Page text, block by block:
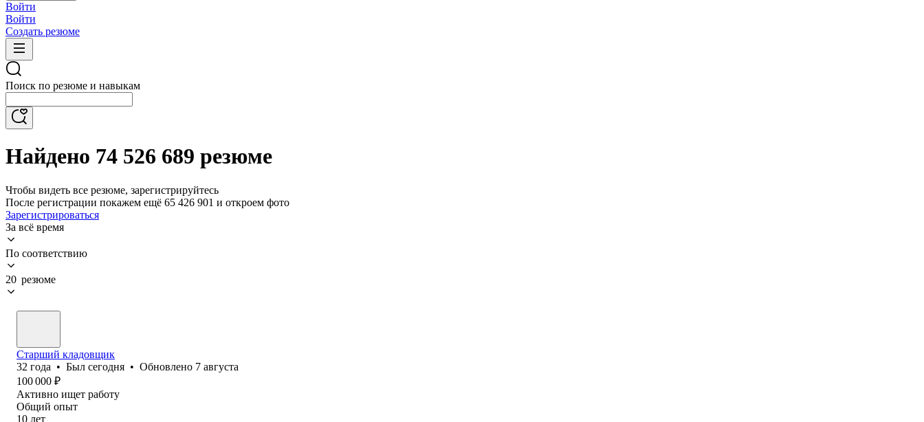
Войти
Войти
Создать резюме
Поиск по резюме и навыкам
Найдено 74 526 689 резюме
Чтобы видеть все резюме, зарегистрируйтесь
После регистрации покажем ещё 65 426 901 и откроем фото
Зарегистрироваться
За всё время
По соответствию
20 резюме
Старший кладовщик
32 года • Был сегодня • Обновлено 7 августа
100 000 ₽
Активно ищет работу
Общий опыт
10 лет